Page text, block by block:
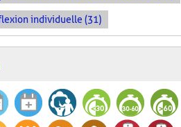
individuelle (31)